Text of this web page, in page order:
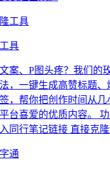
具
案、P图头疼？我们的
，一键生成高赞标题
，帮你把创作时间从几
台喜爱的优质内容。
同行笔记链接 直接克